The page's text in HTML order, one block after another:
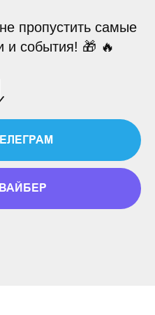
пропустить самые
и события! 🎁 🔥